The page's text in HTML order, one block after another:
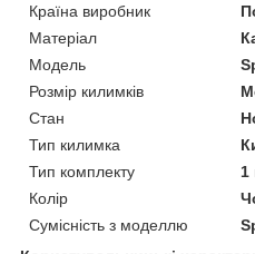
Країна виробник
Матеріал
Модель
Розмір килимків
Стан
Тип килимка
Тип комплекту
1
Колір
Сумісність з моделлю